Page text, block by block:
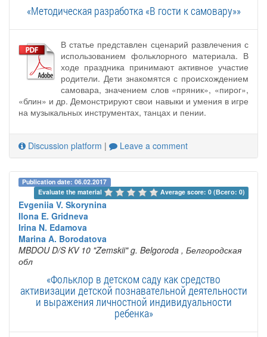
«Методическая разработка «В гости к самовару»»
В статье представлен сценарий развлечения с
использованием фольклорного материала. В
ходе праздника принимают активное участие
родители. Дети знакомятся с происхождением
самовара, значением слов «пряник», «пирог»,
«блин» и др. Демонстрируют свои навыки и умения в игре
на музыкальных инструментах, танцах и пении.
Discussion platform | Leave a comment
Publication date: 06.02.2017
Evaluate the material
Average score: 0 (Всего: 0)
Evgeniia V. Skorynina
Ilona E. Gridneva
Irina N. Edamova
Marina A. Borodatova
MBDOU D/S KV 10 "Zemskii" g. Belgoroda , Белгородская
обл
«Фольклор в детском саду как средство
активизации детской познавательной деятельности
и выражения личностной индивидуальности
ребенка»